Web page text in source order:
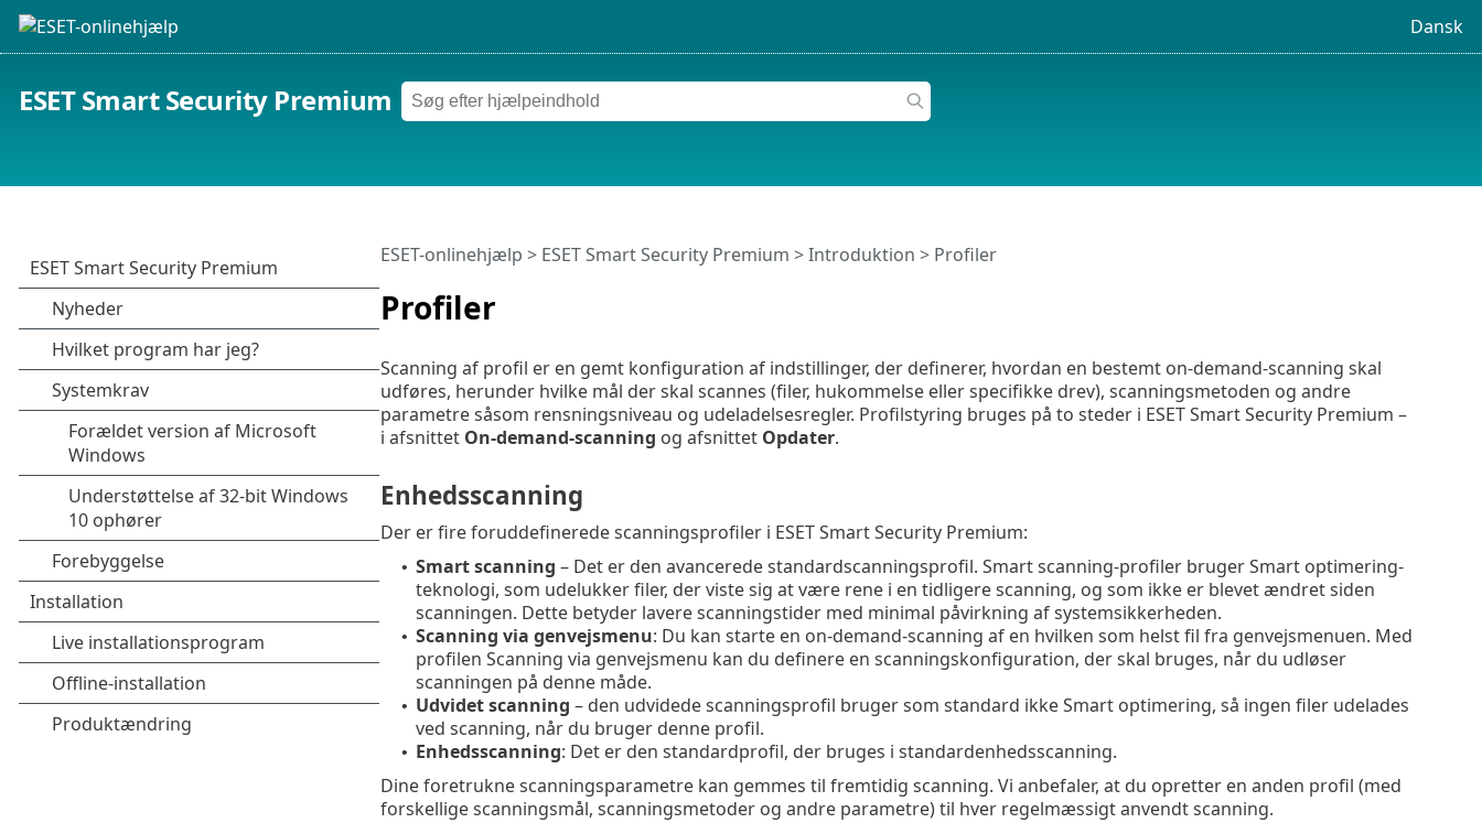
Dansk
ESET Smart Security Premium
Profiler
ESET-onlinehjælp > ESET Smart Security Premium >Introduktion > Profiler
Scanning af profil er en gemt konfiguration af indstillinger, der definerer, hvordan en bestemt on-demand-scanning skal
udføres, herunder hvilke mål der skal scannes (filer, hukommelse eller specifikke drev), scanningsmetoden og andre
parametre såsom rensningsniveau og udeladelsesregler. Profilstyring bruges på to steder i ESET Smart Security Premium –
i afsnittet On-demand-scanning og afsnittet Opdater.
Enhedsscanning
Der er fire foruddefinerede scanningsprofiler i ESET Smart Security Premium:
• Smart scanning – Det er den avancerede standardscanningsprofil. Smart scanning-profiler bruger Smart optimering-
teknologi, som udelukker filer, der viste sig at være rene i en tidligere scanning, og som ikke er blevet ændret siden
scanningen. Dette betyder lavere scanningstider med minimal påvirkning af systemsikkerheden.
• Scanning via genvejsmenu: Du kan starte en on-demand-scanning af en hvilken som helst fil fra genvejsmenuen. Med
profilen Scanning via genvejsmenu kan du definere en scanningskonfiguration, der skal bruges, når du udløser
scanningen på denne måde.
• Udvidet scanning – den udvidede scanningsprofil bruger som standard ikke Smart optimering, så ingen filer udelades
ved scanning, når du bruger denne profil.
• Enhedsscanning: Det er den standardprofil, der bruges i standardenhedsscanning.
Dine foretrukne scanningsparametre kan gemmes til fremtidig scanning. Vi anbefaler, at du opretter en anden profil (med
forskellige scanningsmål, scanningsmetoder og andre parametre) til hver regelmæssigt anvendt scanning.